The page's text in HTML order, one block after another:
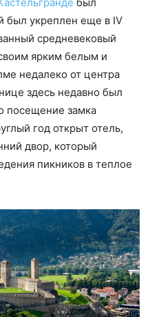
был укреплен еще в IV
средневековый
ярким белым и
недалеко от центра
здесь недавно был
посещение замка
год открыт отель,
двор, который
пикников в теплое